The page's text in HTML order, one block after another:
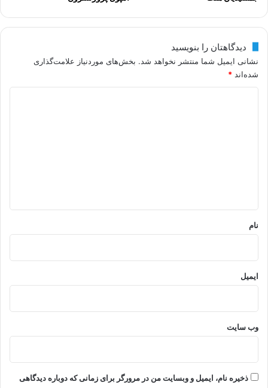
دیدگاهتان را بنویسید
نشانی ایمیل شما منتشر نخواهد شد. بخش‌های موردنیاز علامت‌گذاری
شده‌اند *
نام
ایمیل
وب‌ سایت
ذخیره نام، ایمیل و وبسایت من در مرورگر برای زمانی که دوباره دیدگاهی